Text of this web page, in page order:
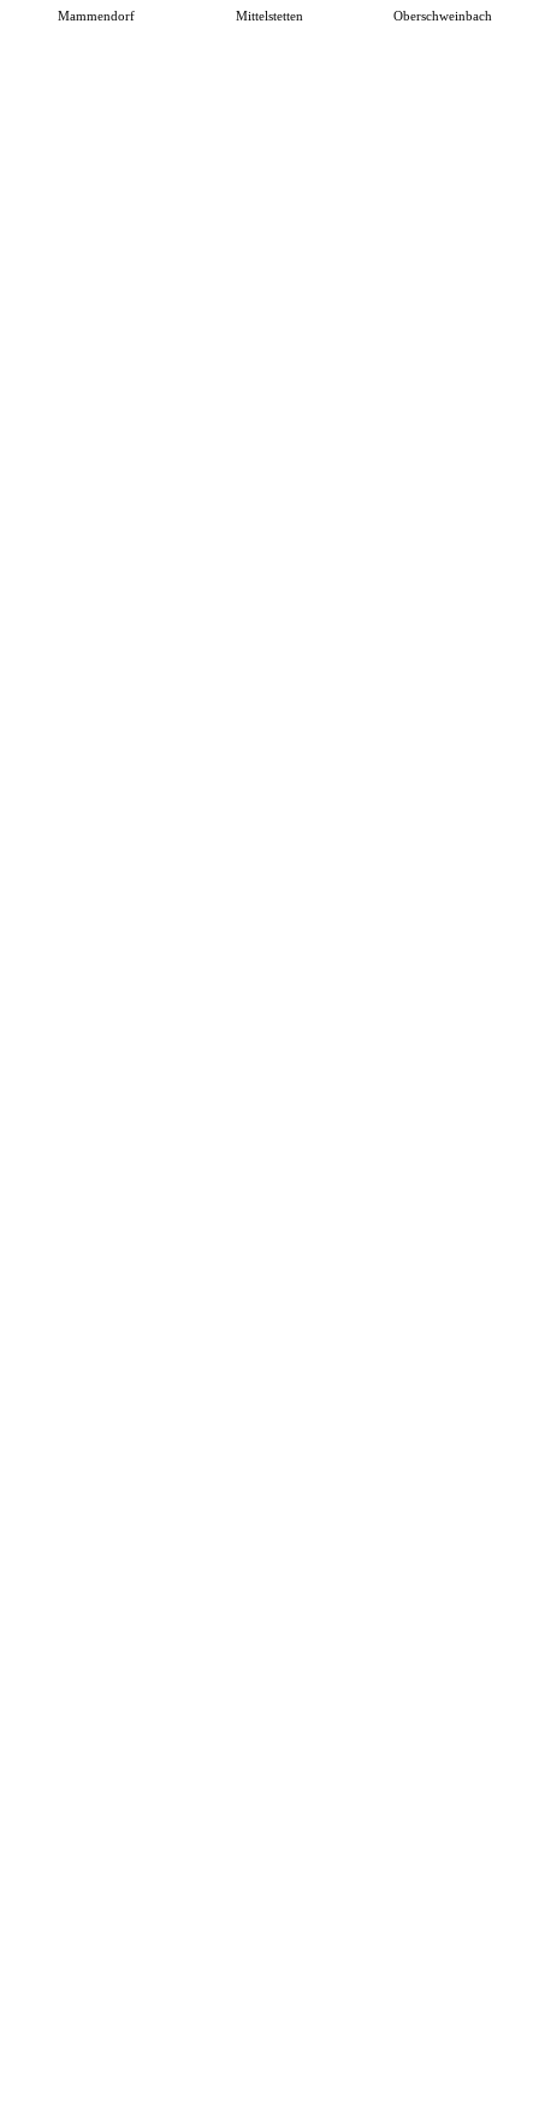
Mammendorf Mittelstetten Oberschweinbach